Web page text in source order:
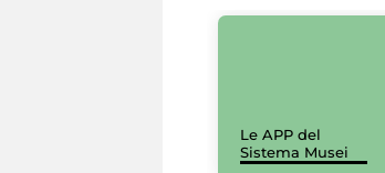
Le APP del
Sistema Musei